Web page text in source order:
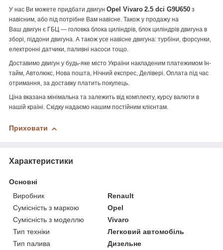
У нас Ви можете придбати двигун Opel Vivaro 2.5 dci G9U650 з
навісним, або під потрібне Вам навісне. Також у продажу на
Ваш двигун є ГБЦ — головка блока циліндрів, блок циліндрів двигуна в
зборі, піддони двигуна. А також усе навісне двигуна: турбіни, форсунки,
електронні датчики, паливні насоси тощо.
Доставимо двигун у будь-яке місто України накладеним платежимом Ін-
тайм, Автолюкс, Нова пошта, Нічний експрес, Делівері. Оплата під час
отримання, за доставку платить покупець.
Ціна вказана мінімальна та залежить від комплекту, курсу валюти в
нашій країні. Скідку надаємо нашим постійним клієнтам.
Приховати
Характеристики
Основні
Виробник
Renault
Сумісність з маркою
Opel
Сумісність з моделлю
Vivaro
Тип техніки
Легковий автомобіль
Тип палива
Дизельне